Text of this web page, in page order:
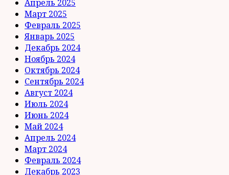
Апрель 2025
Март 2025
Февраль 2025
Январь 2025
Декабрь 2024
Ноябрь 2024
Октябрь 2024
Сентябрь 2024
Август 2024
Июль 2024
Июнь 2024
Май 2024
Апрель 2024
Март 2024
Февраль 2024
Декабрь 2023